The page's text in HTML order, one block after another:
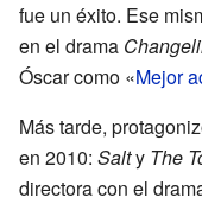
fue un éxito. Ese
en el drama
Óscar como «Mejor
Más tarde,
en 2010: Salty The
directora con el